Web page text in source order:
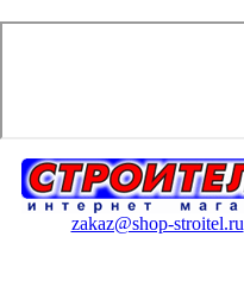
zakaz@shop-stroitel.ru